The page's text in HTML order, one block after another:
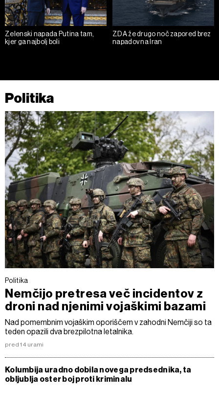
Zelenski napada Putina tam,
kjer ga najbolj boli
ZDA že drugo noč zapored brez
napadov na Iran
Politika
Politika
Nemčijo pretresa več incidentov z
droni nad njenimi vojaškimi bazami
Nad pomembnim vojaškim oporiščem v zahodni Nemčiji so ta
teden opazili dva brezpilotna letalnika.
pred 14 urami
Kolumbija uradno dobila novega predsednika, ta
obljublja oster boj proti kriminalu